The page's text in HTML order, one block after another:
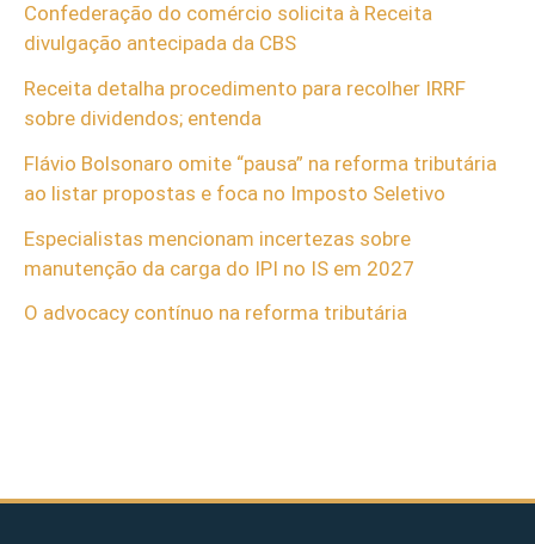
Confederação do comércio solicita à Receita
divulgação antecipada da CBS
Receita detalha procedimento para recolher IRRF
sobre dividendos; entenda
Flávio Bolsonaro omite “pausa” na reforma tributária
ao listar propostas e foca no Imposto Seletivo
Especialistas mencionam incertezas sobre
manutenção da carga do IPI no IS em 2027
O advocacy contínuo na reforma tributária